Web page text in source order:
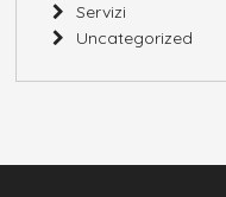
Servizi
Uncategorized